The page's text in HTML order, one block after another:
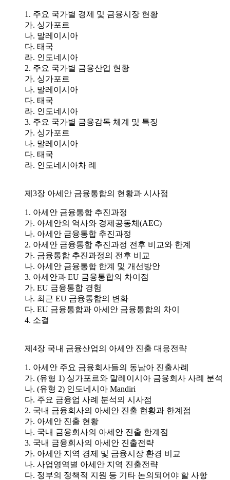
1. 주요 국가별 경제 및 금융시장 현황
가. 싱가포르
나. 말레이시아
다. 태국
라. 인도네시아
2. 주요 국가별 금융산업 현황
가. 싱가포르
나. 말레이시아
다. 태국
라. 인도네시아
3. 주요 국가별 금융감독 체계 및 특징
가. 싱가포르
나. 말레이시아
다. 태국
라. 인도네시아차 례
제3장 아세안 금융통합의 현황과 시사점
1. 아세안 금융통합 추진과정
가. 아세안의 역사와 경제공동체(AEC)
나. 아세안 금융통합 추진과정
2. 아세안 금융통합 추진과정 전후 비교와 한계
가. 금융통합 추진과정의 전후 비교
나. 아세안 금융통합 한계 및 개선방안
3. 아세안과 EU 금융통합의 차이점
가. EU 금융통합 경험
나. 최근 EU 금융통합의 변화
다. EU 금융통합과 아세안 금융통합의 차이
4. 소결
제4장 국내 금융산업의 아세안 진출 대응전략
1. 아세안 주요 금융회사들의 동남아 진출사례
가. (유형 1) 싱가포르와 말레이시아 금융회사 사례 분석
나. (유형 2) 인도네시아 Mandiri
다. 주요 금융업 사례 분석의 시사점
2. 국내 금융회사의 아세안 진출 현황과 한계점
가. 아세안 진출 현황
나. 국내 금융회사의 아세안 진출 한계점
3. 국내 금융회사의 아세안 진출전략
가. 아세안 지역 경제 및 금융시장 환경 비교
나. 사업영역별 아세안 지역 진출전략
다. 정부의 정책적 지원 등 기타 논의되어야 할 사항